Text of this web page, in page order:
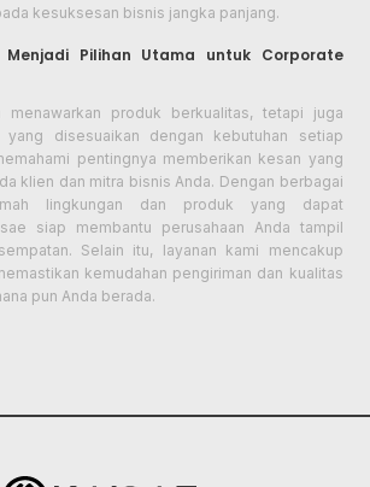
kesuksesan bisnis jangka panjang.
Menjadi Pilihan Utama untuk Corporate
menawarkan produk berkualitas, tetapi juga
yang disesuaikan dengan kebutuhan setiap
pentingnya memberikan kesan yang
klien dan mitra bisnis Anda. Dengan berbagai
lingkungan dan produk yang dapat
siap membantu perusahaan Anda tampil
Selain itu, layanan kami mencakup
kemudahan pengiriman dan kualitas
pun Anda berada.